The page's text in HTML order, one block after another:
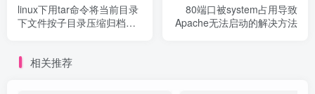
linux下用tar命令将当前目录
下文件按子目录压缩归档的
80端口被system占用导致
Apache无法启动的解决方法
相关推荐